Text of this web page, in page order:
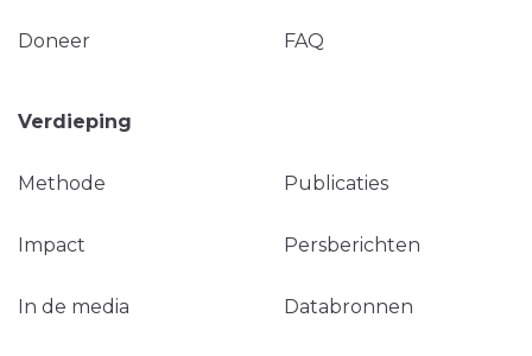
Doneer FAQ
Verdieping
Methode Publicaties
Impact Persberichten
In de media Databronnen